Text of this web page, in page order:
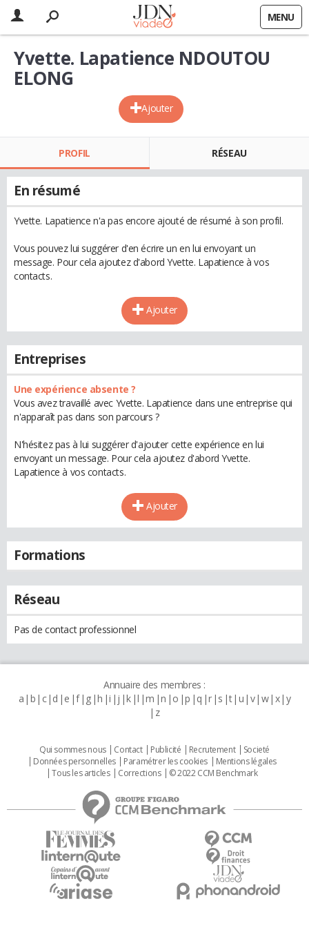
MENU
Ajouter
Yvette. Lapatience NDOUTOU
ELONG
PROFIL RÉSEAU
En résumé
Yvette. Lapatience n'a pas encore ajouté de résumé à son profil.
Vous pouvez lui suggérer d'en écrire un en lui envoyant un
message. Pour cela ajoutez d'abord Yvette. Lapatience à vos
contacts.
Ajouter
Entreprises
Une expérience absente ?
Vous avez travaillé avec Yvette. Lapatience dans une entreprise qui
n'apparaît pas dans son parcours ?
N'hésitez pas à lui suggérer d'ajouter cette expérience en lui
envoyant un message. Pour cela ajoutez d'abord Yvette.
Lapatience à vos contacts.
Ajouter
Formations
Réseau
Pas de contact professionnel
Annuaire des membres :
a b c d e f g h i j k l m n o p q r s t u v w x y
z
Qui sommes nous Contact Publicité Recrutement
Societé
Données personnelles
Paramétrer les cookies
Mentions légales
Tous les articles
Corrections © 2022 CCM Benchmark